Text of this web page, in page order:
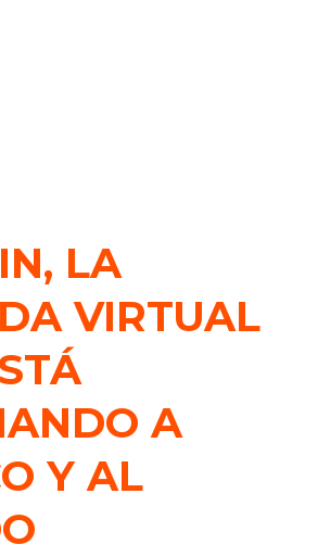
LA
VIRTUAL
A
Y AL